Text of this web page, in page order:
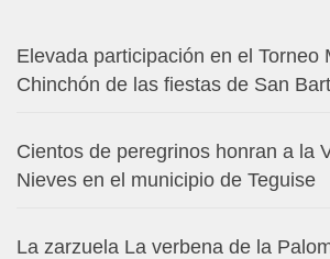
Elevada participación en el Torneo
Chinchón de las fiestas de San
Cientos de peregrinos honran a la
Nieves en el municipio de Teguise
La zarzuela La verbena de la